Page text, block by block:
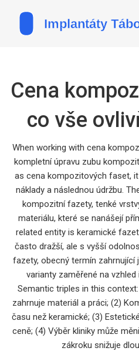
Cena
co vše
When working with cena
kompletní úpravu zubu
as cena kompozitových faset, it
náklady a následnou údržbu.
kompozitní fazety, tenké
materiálu, které se nanášejí
related entity is keramické
často dražší, ale s vyšší
fazety, obecný termín zahrnující
varianty zaměřené na vzhled
Semantic triples in this
zahrnuje materiál a práci; (2)
času než keramické; (3)
ceně; (4) Výběr kliniky může
zákroku snižuje